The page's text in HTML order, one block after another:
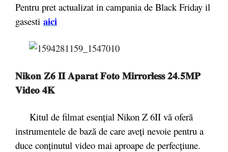
Pentru pret actualizat in campania de Black Friday il
gasesti aici
𝐍𝐢𝐤𝐨𝐧 𝐙𝟔 𝐈𝐈 𝐀𝐩𝐚𝐫𝐚𝐭 𝐅𝐨𝐭𝐨 𝐌𝐢𝐫𝐫𝐨𝐫𝐥𝐞𝐬𝐬 𝟐𝟒.𝟓𝐌𝐏
𝐕𝐢𝐝𝐞𝐨 𝟒𝐊
Kitul de filmat esențial Nikon Z 6II vă oferă
instrumentele de bază de care aveți nevoie pentru a
duce conținutul video mai aproape de perfecțiune.